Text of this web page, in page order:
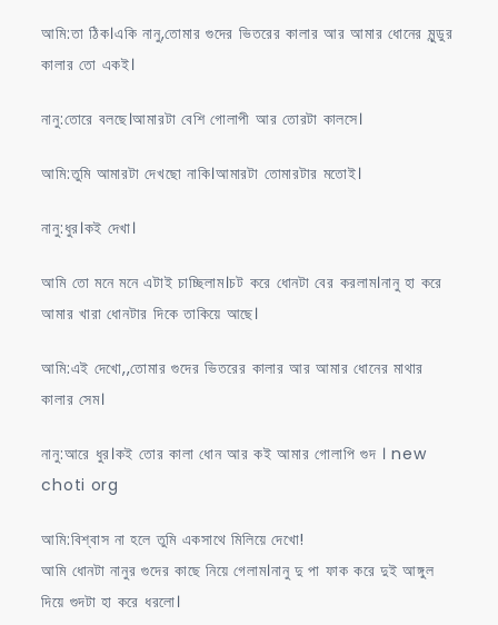
আমি:তা ঠিক।একি নানু,তোমার গুদের ভিতরের কালার আর আমার ধোনের মুন্ডুর
কালার তো একই।
নানু:তোরে বলছে।আমারটা বেশি গোলাপী আর তোরটা কালসে।
আমি:তুমি আমারটা দেখছো নাকি।আমারটা তোমারটার মতোই।
নানু:ধুর।কই দেখা।
আমি তো মনে মনে এটাই চাচ্ছিলাম।চট করে ধোনটা বের করলাম।নানু হা করে
আমার খারা ধোনটার দিকে তাকিয়ে আছে।
আমি:এই দেখো,,তোমার গুদের ভিতরের কালার আর আমার ধোনের মাথার
কালার সেম।
নানু:আরে ধুর।কই তোর কালা ধোন আর কই আমার গোলাপি গুদ । new
choti org
আমি:বিশ্বাস না হলে তুমি একসাথে মিলিয়ে দেখো!
আমি ধোনটা নানুর গুদের কাছে নিয়ে গেলাম।নানু দু পা ফাক করে দুই আঙ্গুল
দিয়ে গুদটা হা করে ধরলো।